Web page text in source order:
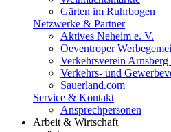
Gärten im Ruhrbogen
Netzwerke & Partner
Aktives Neheim e. V.
Oeventroper
Verkehrsverein Arnsberg
Verkehrs- und
Sauerland.com
Service & Kontakt
Ansprechpersonen
Arbeit & Wirtschaft